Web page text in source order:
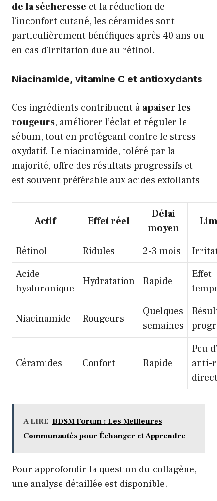
de la sécheresse et la réduction de
l’inconfort cutané, les céramides sont
particulièrement bénéfiques après 40 ans ou
en cas d’irritation due au rétinol.
Niacinamide, vitamine C et antioxydants
Ces ingrédients contribuent à apaiser les
rougeurs, améliorer l’éclat et réguler le
sébum, tout en protégeant contre le stress
oxydatif. Le niacinamide, toléré par la
majorité, offre des résultats progressifs et
est souvent préférable aux acides exfoliants.
Actif Effet réel
Délai
moyen
Rétinol Ridules 2-3 mois
Acide
hyaluronique
Hydratation Rapide
Effet
Niacinamide Rougeurs
Quelques
semaines
Céramides Confort Rapide
Peu
anti-
direct
A LIRE BDSM Forum : Les Meilleures
Communautés pour Échanger et Apprendre
Pour approfondir la question du collagène,
une analyse détaillée est disponible.